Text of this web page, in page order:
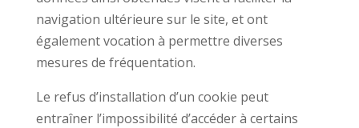
navigation ultérieure sur le site, et ont
également vocation à permettre diverses
mesures de fréquentation.
Le refus d’installation d’un cookie peut
entraîner l’impossibilité d’accéder à certains